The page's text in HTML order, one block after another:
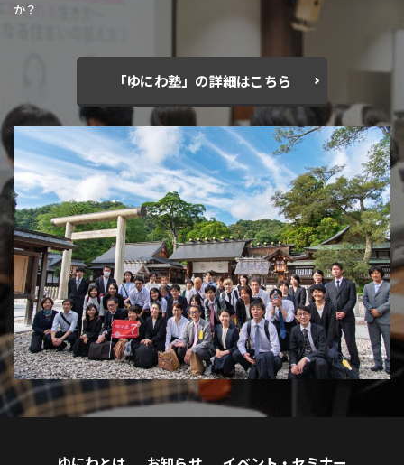
か？
「ゆにわ塾」の詳細はこちら